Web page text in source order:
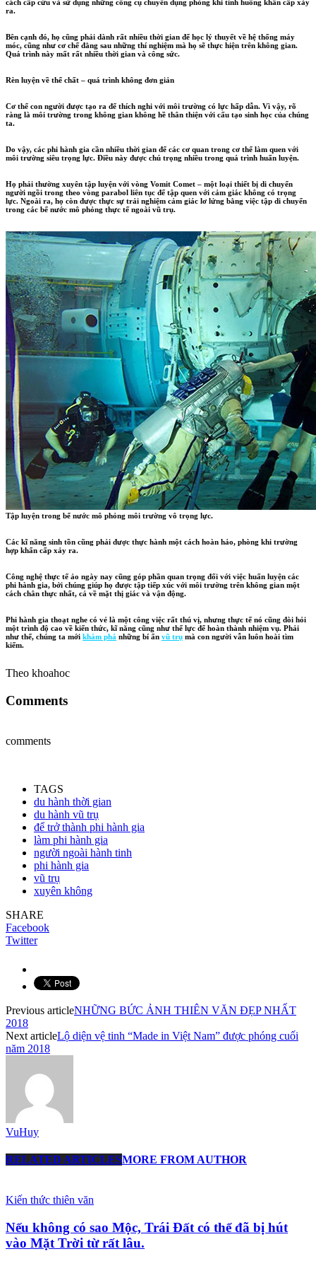
cách cấp cứu và sử dụng những công cụ chuyên dụng phòng khi tình huống khẩn cấp xảy
ra.
Bên cạnh đó, họ cũng phải dành rất nhiều thời gian để học lý thuyết về hệ thống máy
móc, cũng như cơ chế đằng sau những thí nghiệm mà họ sẽ thực hiện trên không gian.
Quá trình này mất rất nhiều thời gian và công sức.
Rèn luyện về thể chất – quá trình không đơn giản
Cơ thể con người được tạo ra để thích nghi với môi trường có lực hấp dẫn. Vì vậy, rõ
ràng là môi trường trong không gian không hề thân thiện với cấu tạo sinh học của chúng
ta.
Do vậy, các phi hành gia cần nhiều thời gian để các cơ quan trong cơ thể làm quen với
môi trường siêu trọng lực. Điều này được chú trọng nhiều trong quá trình huấn luyện.
Họ phải thường xuyên tập luyện với vòng Vomit Comet – một loại thiết bị di chuyển
người ngồi trong theo vòng parabol liên tục để tập quen với cảm giác không có trọng
lực. Ngoài ra, họ còn được thực sự trải nghiệm cảm giác lơ lửng bằng việc tập di chuyển
trong các bể nước mô phỏng thực tế ngoài vũ trụ.
Tập luyện trong bể nước mô phỏng môi trường vô trọng lực.
Các kĩ năng sinh tồn cũng phải được thực hành một cách hoàn hảo, phòng khi trường
hợp khẩn cấp xảy ra.
Công nghệ thực tế ảo ngày nay cũng góp phần quan trọng đối với việc huấn luyện các
phi hành gia, bởi chúng giúp họ được tập tiếp xúc với môi trường trên không gian một
cách chân thực nhất, cả về mặt thị giác và vận động.
Phi hành gia thoạt nghe có vẻ là một công việc rất thú vị, nhưng thực tế nó cũng đòi hỏi
một trình độ cao về kiến thức, kĩ năng cũng như thể lực để hoàn thành nhiệm vụ. Phải
như thế, chúng ta mới khám phá những bí ẩn vũ trụ mà con người vẫn luôn hoài tìm
kiếm.
Theo khoahoc
Comments
comments
TAGS
du hành thời gian
du hành vũ trụ
để trở thành phi hành gia
làm phi hành gia
người ngoài hành tinh
phi hành gia
vũ trụ
xuyên không
SHARE
Facebook
Twitter
Previous articleNHỮNG BỨC ẢNH THIÊN VĂN ĐẸP NHẤT
2018
Next articleLộ diện vệ tinh “Made in Việt Nam” được phóng cuối
năm 2018
VuHuy
RELATED ARTICLESMORE FROM AUTHOR
Kiến thức thiên văn
Nếu không có sao Mộc, Trái Đất có thể đã bị hút
vào Mặt Trời từ rất lâu.